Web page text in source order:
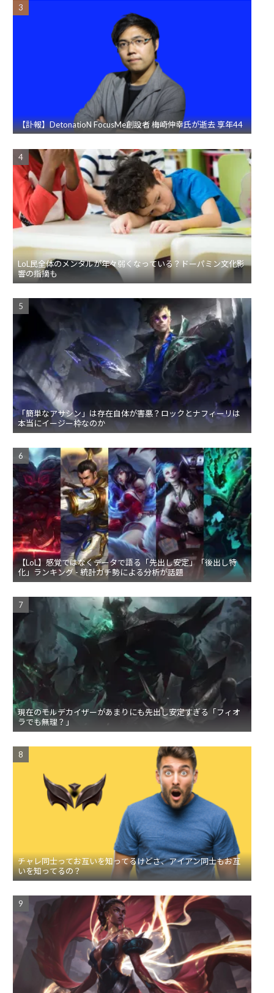
【訃報】DetonatioN FocusMe創設者 梅崎伸幸氏が逝去 享年44
LoL民全体のメンタルが年々弱くなっている？ドーパミン文化影
響の指摘も
「簡単なアサシン」は存在自体が害悪？ロックとナフィーリは
本当にイージー枠なのか
【LoL】感覚ではなくデータで語る「先出し安定」「後出し特
化」ランキング - 統計ガチ勢による分析が話題
現在のモルデカイザーがあまりにも先出し安定すぎる「フィオ
ラでも無理？」
チャレ同士ってお互いを知ってるけどさ、アイアン同士もお互
いを知ってるの？